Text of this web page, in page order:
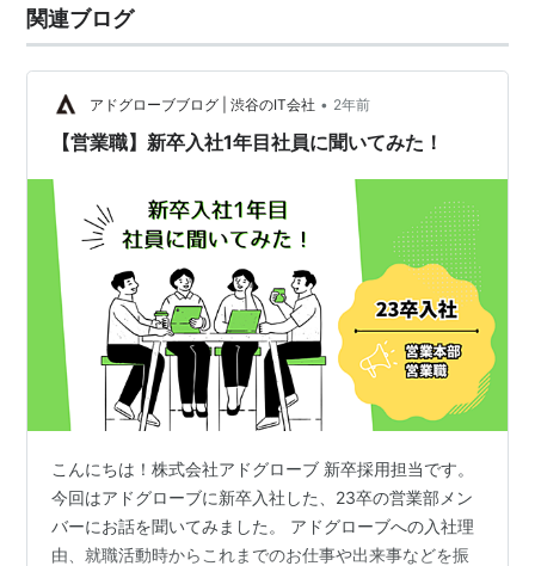
関連ブログ
アドグローブブログ | 渋谷のIT会社 • 2年前
【営業職】新卒入社1年目社員に聞いてみた！
こんにちは！株式会社アドグローブ 新卒採用担当です。
今回はアドグローブに新卒入社した、23卒の営業部メン
バーにお話を聞いてみました。 アドグローブへの入社理
由、就職活動時からこれまでのお仕事や出来事などを振